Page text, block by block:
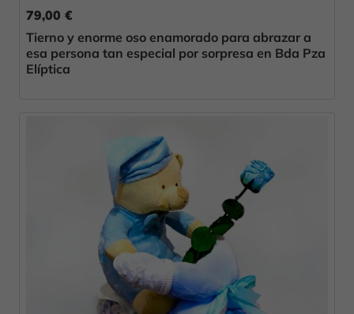
79,00 €
Tierno y enorme oso enamorado para abrazar a
esa persona tan especial por sorpresa en Bda Pza
Elíptica